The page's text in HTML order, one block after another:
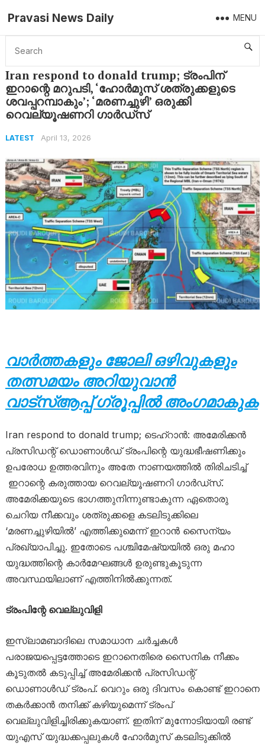
Pravasi News Daily MENU
Home Latest Iran respond to donald trump; ട്രംപിന് ഇറാന്റെ മറുപടി, ‘ഹോർമുസ് ശത്രുക്കളുടെ ശവപ്പറമ്പാകും’; ‘മരണച്ചുഴി’ ഒരുക്കി റെവല്യൂഷണറി ഗാർഡ്‌സ്
Iran respond to donald trump; ട്രംപിന്
ഇറാന്റെ മറുപടി, ‘ഹോർമുസ് ശത്രുക്കളുടെ
ശവപ്പറമ്പാകും’; ‘മരണച്ചുഴി’ ഒരുക്കി
റെവല്യൂഷണറി ഗാർഡ്‌സ്
LATEST April 13, 2026
വാർത്തകളും ജോലി ഒഴിവുകളും
തത്സമയം അറിയുവാൻ
വാട്സ്ആപ്പ് ഗ്രൂപ്പിൽ അംഗമാകുക
Iran respond to donald trump; ടെഹ്‌റാൻ: അമേരിക്കൻ
പ്രസിഡന്റ് ഡൊണാൾഡ് ട്രംപിന്റെ യുദ്ധഭീഷണിക്കും
ഉപരോധ ഉത്തരവിനും അതേ നാണയത്തിൽ തിരിചടിച്ച്
ഇറാന്റെ കരുത്തായ റെവല്യൂഷണറി ഗാർഡ്‌സ്.
അമേരിക്കയുടെ ഭാഗത്തുനിന്നുണ്ടാകുന്ന ഏതൊരു
ചെറിയ നീക്കവും ശത്രുക്കളെ കടലിടുക്കിലെ
‘മരണച്ചുഴിയിൽ’ എത്തിക്കുമെന്ന് ഇറാൻ സൈന്യം
പ്രഖ്യാപിച്ചു. ഇതോടെ പശ്ചിമേഷ്യയിൽ ഒരു മഹാ
യുദ്ധത്തിന്റെ കാർമേഘങ്ങൾ ഉരുണ്ടുകൂടുന്ന
അവസ്ഥയിലാണ് എത്തിനിൽക്കുന്നത്.
ട്രംപിന്റേ വെല്ലുവിളി
ഇസ്‌ലാമബാദിലെ സമാധാന ചർച്ചകൾ
പരാജയപ്പെട്ടത്തോടെ ഇറാനെതിരെ സൈനിക നീക്കം
കൂടുതൽ കടുപ്പിച്ച് അമേരിക്കൻ പ്രസിഡന്റ്
ഡൊണാൾഡ് ട്രംപ്. വെറും ഒരു ദിവസം കൊണ്ട് ഇറാനെ
തകർക്കാൻ തനിക്ക് കഴിയുമെന്ന് ട്രംപ്
വെല്ലുവിളിച്ചിരിക്കുകയാണ്. ഇതിന് മുന്നോടിയായി രണ്ട്
യുഎസ് യുദ്ധക്കപ്പലുകൾ ഹോർമുസ് കടലിടുക്കിൽ